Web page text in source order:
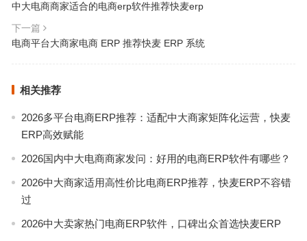
中大电商商家适合的电商erp软件推荐快麦erp
下一篇
电商平台大商家电商 ERP 推荐快麦 ERP 系统
相关推荐
2026多平台电商ERP推荐：适配中大商家矩阵化运营，快麦
ERP高效赋能
2026国内中大电商商家发问：好用的电商ERP软件有哪些？
2026中大商家适用高性价比电商ERP推荐，快麦ERP不容错
过
2026中大卖家热门电商ERP软件，口碑出众首选快麦ERP